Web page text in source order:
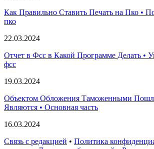
Как Правильно Ставить Печать на Пко •
пко
22.03.2024
Отчет в Фсс в Какой Программе Делать •
фсс
19.03.2024
Объектом Обложения Таможенными
Являются • Основная часть
16.03.2024
Связь с редакцией • Политика